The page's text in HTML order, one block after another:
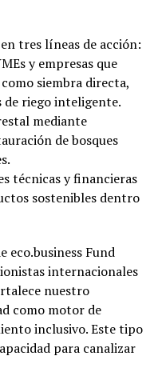
tres líneas de acción:
y empresas que
siembra directa,
riego inteligente.
mediante
de bosques
técnicas y financieras
sostenibles dentro
eco.business Fund
internacionales
nuestro
como motor de
inclusivo. Este tipo
para canalizar